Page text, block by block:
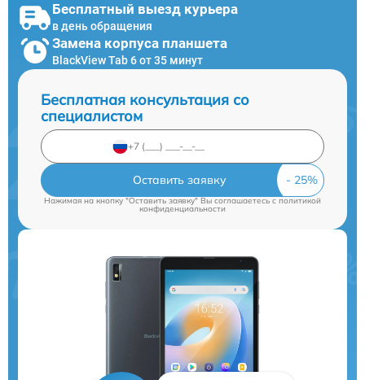
Бесплатный выезд курьера
в день обращения
Замена корпуса планшета
BlackView Tab 6 от 35 минут
Бесплатная консультация со
специалистом
Оставить заявку
Нажимая на кнопку "Оставить заявку" Вы соглашаетесь cполитикой
конфиденциальности